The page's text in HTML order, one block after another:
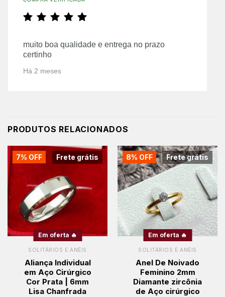
muito boa qualidade e entrega no prazo
certinho
Há 2 meses
PRODUTOS RELACIONADOS
Frete grátis
7% OFF
Em oferta 🔥
SOLITÁRIOS E ANÉIS
Aliança Individual
em Aço Cirúrgico
Cor Prata | 6mm
Lisa Chanfrada
Frete grátis
8% OFF
Em oferta 🔥
SOLITÁRIOS E ANÉIS
Anel De Noivado
Feminino 2mm
Diamante zircônia
de Aço cirúrgico